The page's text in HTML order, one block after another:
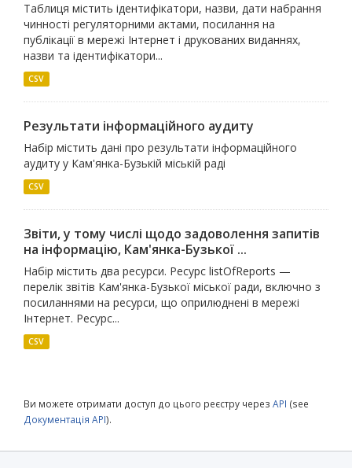
Таблиця містить ідентифікатори, назви, дати набрання
чинності регуляторними актами, посилання на
публікації в мережі Інтернет і друкованих виданнях,
назви та ідентифікатори...
CSV
Результати інформаційного аудиту
Набір містить дані про результати інформаційного
аудиту у Кам'янка-Бузькій міській раді
CSV
Звіти, у тому числі щодо задоволення запитів
на інформацію, Кам'янка-Бузької ...
Набір містить два ресурси. Ресурс listOfReports —
перелік звітів Кам'янка-Бузької міської ради, включно з
посиланнями на ресурси, що оприлюднені в мережі
Інтернет. Ресурс...
CSV
Ви можете отримати доступ до цього реєстру через API (see
Документація API).